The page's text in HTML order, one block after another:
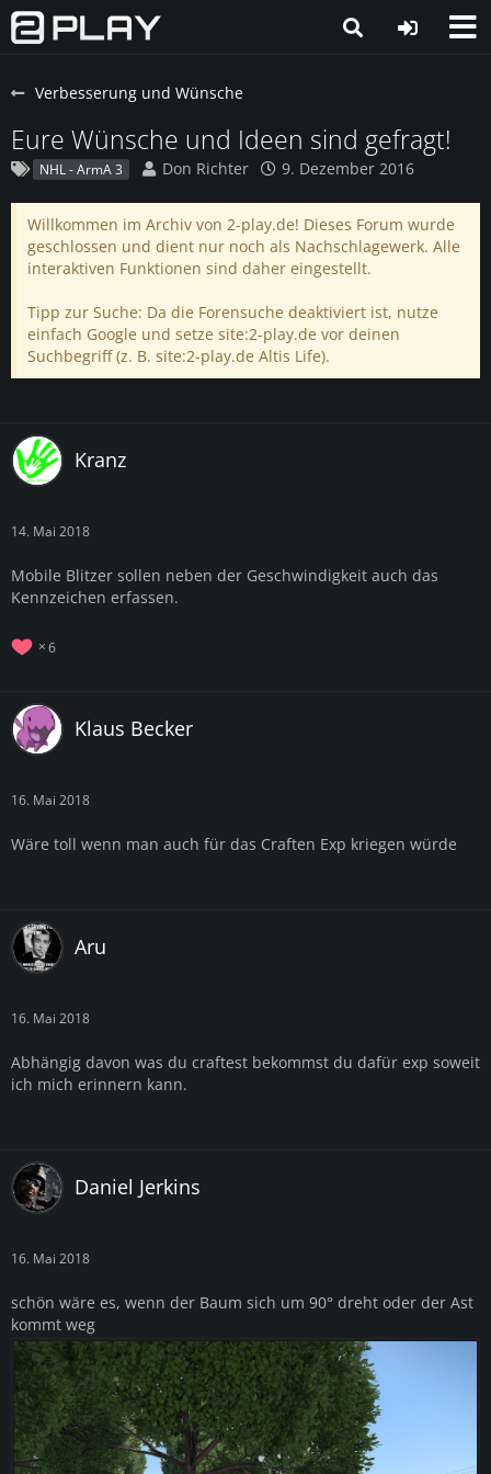
Verbesserung und Wünsche
Eure Wünsche und Ideen sind gefragt!
NHL - ArmA 3 Don Richter 9. Dezember 2016
Willkommen im Archiv von 2-play.de! Dieses Forum wurde
geschlossen und dient nur noch als Nachschlagewerk. Alle
interaktiven Funktionen sind daher eingestellt.
Tipp zur Suche: Da die Forensuche deaktiviert ist, nutze
einfach Google und setze site:2-play.de vor deinen
Suchbegriff (z. B. site:2-play.de Altis Life).
Kranz
14. Mai 2018
Mobile Blitzer sollen neben der Geschwindigkeit auch das
Kennzeichen erfassen.
6
Klaus Becker
16. Mai 2018
Wäre toll wenn man auch für das Craften Exp kriegen würde
Aru
16. Mai 2018
Abhängig davon was du craftest bekommst du dafür exp soweit
ich mich erinnern kann.
Daniel Jerkins
16. Mai 2018
schön wäre es, wenn der Baum sich um 90° dreht oder der Ast
kommt weg